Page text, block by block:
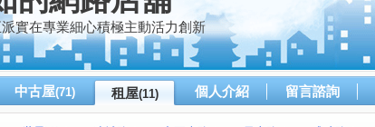
派實在專業細心積極主動活力創新
中古屋(71) 租屋(11) 個人介紹 留言諮詢